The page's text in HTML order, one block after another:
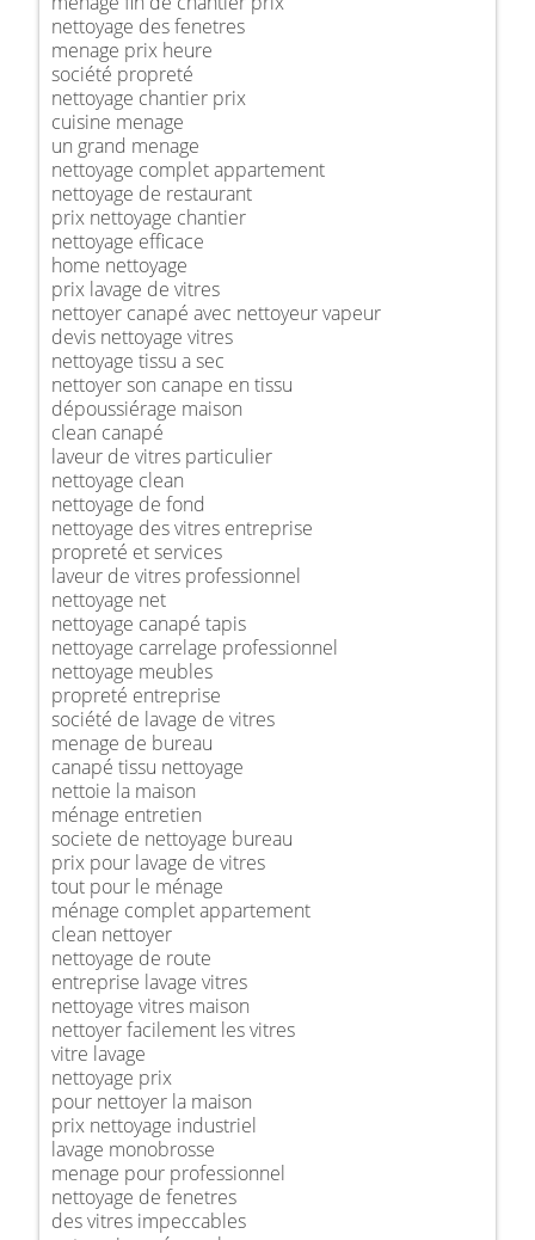
nettoyage des fenetres
menage prix heure
société propreté
nettoyage chantier prix
cuisine menage
un grand menage
nettoyage complet appartement
nettoyage de restaurant
prix nettoyage chantier
nettoyage efficace
home nettoyage
prix lavage de vitres
nettoyer canapé avec nettoyeur vapeur
devis nettoyage vitres
nettoyage tissu a sec
nettoyer son canape en tissu
dépoussiérage maison
clean canapé
laveur de vitres particulier
nettoyage clean
nettoyage de fond
nettoyage des vitres entreprise
propreté et services
laveur de vitres professionnel
nettoyage net
nettoyage canapé tapis
nettoyage carrelage professionnel
nettoyage meubles
propreté entreprise
société de lavage de vitres
menage de bureau
canapé tissu nettoyage
nettoie la maison
ménage entretien
societe de nettoyage bureau
prix pour lavage de vitres
tout pour le ménage
ménage complet appartement
clean nettoyer
nettoyage de route
entreprise lavage vitres
nettoyage vitres maison
nettoyer facilement les vitres
vitre lavage
nettoyage prix
pour nettoyer la maison
prix nettoyage industriel
lavage monobrosse
menage pour professionnel
nettoyage de fenetres
des vitres impeccables